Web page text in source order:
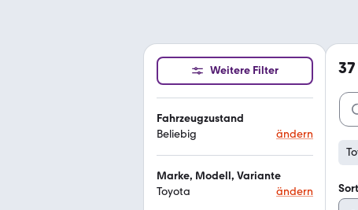
Weitere Filter
Fahrzeugzustand
Beliebig
ändern
Marke, Modell, Variante
Toyota
ändern
37